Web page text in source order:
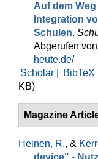
Auf dem
Integration
Schulen.
Abgerufen von
heute.de/
Scholar |
BibTeX
KB)
Magazine
Heinen, R., &
device" -